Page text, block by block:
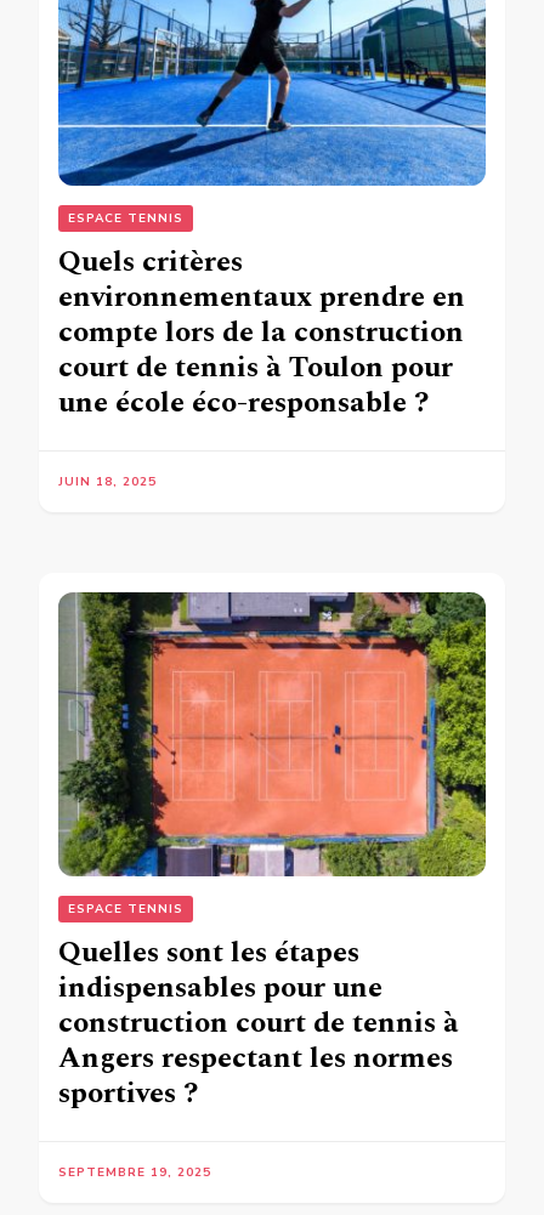
ESPACE TENNIS
Quels critères
environnementaux prendre en
compte lors de la construction
court de tennis à Toulon pour
une école éco-responsable ?
JUIN 18, 2025
ESPACE TENNIS
Quelles sont les étapes
indispensables pour une
construction court de tennis à
Angers respectant les normes
sportives ?
SEPTEMBRE 19, 2025